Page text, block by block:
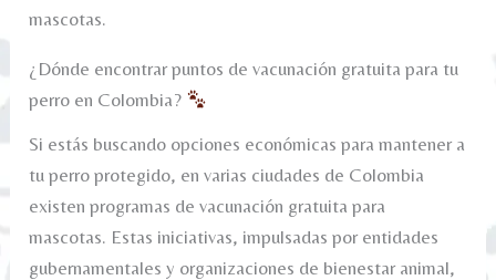
mascotas.
¿Dónde encontrar puntos de vacunación gratuita para tu
perro en Colombia?
Si estás buscando opciones económicas para mantener a
tu perro protegido, en varias ciudades de Colombia
existen programas de vacunación gratuita para
mascotas. Estas iniciativas, impulsadas por entidades
gubernamentales y organizaciones de bienestar animal,